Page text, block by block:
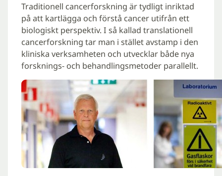
Traditionell cancerforskning är tydligt inriktad
på att kartlägga och förstå cancer utifrån ett
biologiskt perspektiv. I så kallad translationell
cancerforskning tar man i stället avstamp i den
kliniska verksamheten och utvecklar både nya
forsknings- och behandlingsmetoder parallellt.